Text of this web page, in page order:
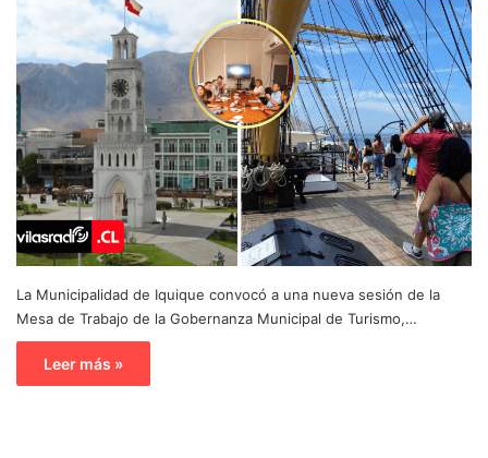
La Municipalidad de Iquique convocó a una nueva sesión de la
Mesa de Trabajo de la Gobernanza Municipal de Turismo,…
Leer más »